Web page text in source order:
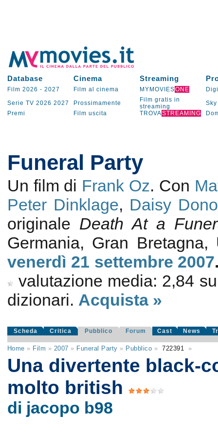
Database Cinema Streaming
Film 2026 - 2027 Film al cinema MYMOVIESONE
Serie TV 2026 2027 Prossimamente
Film gratis in
streaming
Sky
Premi
Film uscita TROVASTREAMING
Funeral Party
Un film di Frank Oz. Con
Peter Dinklage, Daisy
originale Death At a
Germania, Gran
venerdì 21 settembre 2007
valutazione media: 2,84
dizionari. Acquista »
Scheda Critica Pubblico Forum Cast News
Home » Film » 2007 » Funeral Party » Pubblico » 722391 »
Una divertente black-
molto british
di jacopo b98